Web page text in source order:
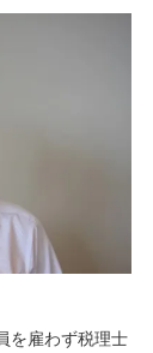
を雇わず税理士